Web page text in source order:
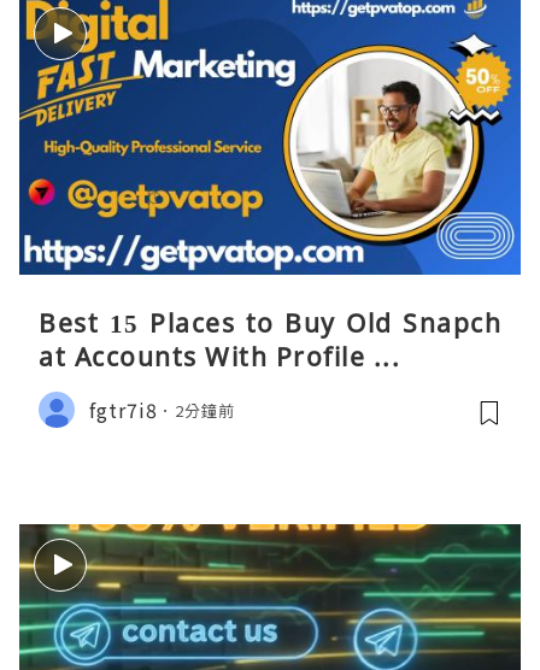
Best 15 Places to Buy Old Snapch
at Accounts With Profile ...
fgtr7i8 2分鐘前